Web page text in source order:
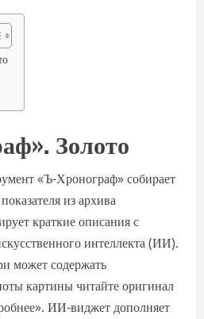
Золото
«Ъ-Хронограф» собирает
из архива
краткие описания с
интеллекта (ИИ).
может содержать
картины читайте оригинал
ИИ-виджет дополняет